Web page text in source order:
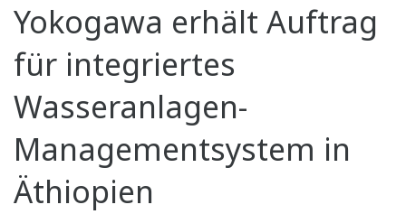
Yokogawa erhält Auftrag
für integriertes
Wasseranlagen-
Managementsystem in
Äthiopien